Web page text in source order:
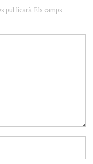
publicarà. Els camps